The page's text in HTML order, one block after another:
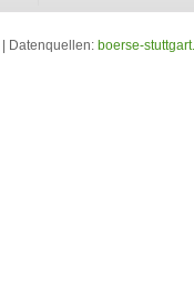
| Datenquellen: boerse-